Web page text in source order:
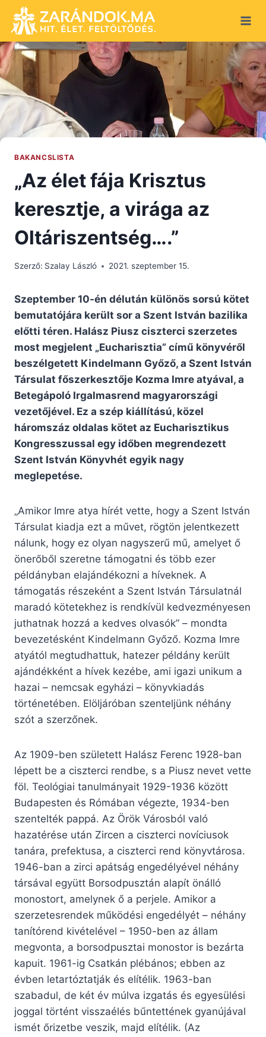
content
BAKANCSLISTA
„Az élet fája Krisztus
keresztje, a virága az
Oltáriszentség….”
Szerző: Szalay László 2021. szeptember 15.
Szeptember 10-én délután különös sorsú kötet
bemutatójára került sor a Szent István bazilika
előtti téren. Halász Piusz ciszterci szerzetes
most megjelent „Eucharisztia” című könyvéről
beszélgetett Kindelmann Győző, a Szent István
Társulat főszerkesztője Kozma Imre atyával, a
Betegápoló Irgalmasrend magyarországi
vezetőjével. Ez a szép kiállítású, közel
háromszáz oldalas kötet az Eucharisztikus
Kongresszussal egy időben megrendezett
Szent István Könyvhét egyik nagy
meglepetése.
„Amikor Imre atya hírét vette, hogy a Szent István
Társulat kiadja ezt a művet, rögtön jelentkezett
nálunk, hogy ez olyan nagyszerű mű, amelyet ő
önerőből szeretne támogatni és több ezer
példányban elajándékozni a híveknek. A
támogatás részeként a Szent István Társulatnál
maradó kötetekhez is rendkívül kedvezményesen
juthatnak hozzá a kedves olvasók” – mondta
bevezetésként Kindelmann Győző. Kozma Imre
atyától megtudhattuk, hatezer példány került
ajándékként a hívek kezébe, ami igazi unikum a
hazai – nemcsak egyházi – könyvkiadás
történetében. Elöljáróban szenteljünk néhány
szót a szerzőnek.
Az 1909-ben született Halász Ferenc 1928-ban
lépett be a ciszterci rendbe, s a Piusz nevet vette
föl. Teológiai tanulmányait 1929-1936 között
Budapesten és Rómában végezte, 1934-ben
szentelték pappá. Az Örök Városból való
hazatérése után Zircen a ciszterci novíciusok
tanára, prefektusa, a ciszterci rend könyvtárosa.
1946-ban a zirci apátság engedélyével néhány
társával együtt Borsodpusztán alapít önálló
monostort, amelynek ő a perjele. Amikor a
szerzetesrendek működési engedélyét – néhány
tanítórend kivételével – 1950-ben az állam
megvonta, a borsodpusztai monostor is bezárta
kapuit. 1961-ig Csatkán plébános; ebben az
évben letartóztatják és elítélik. 1963-ban
szabadul, de két év múlva izgatás és egyesülési
joggal történt visszaélés bűntettének gyanújával
ismét őrizetbe veszik, majd elítélik. (Az